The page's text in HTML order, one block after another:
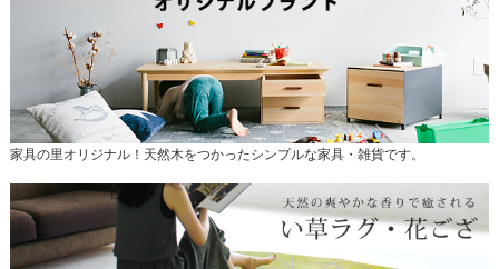
家具の里オリジナル！天然木をつかったシンプルな家具・雑貨です。